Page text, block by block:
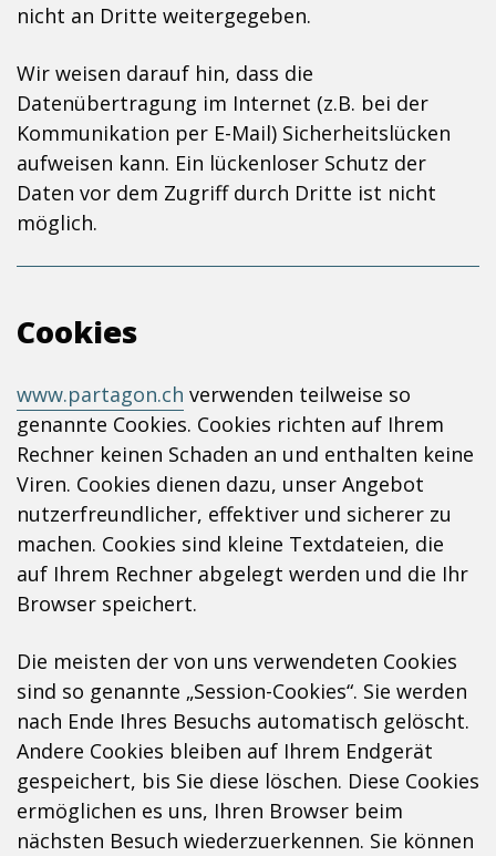
nicht an Dritte weitergegeben.
Wir weisen darauf hin, dass die
Datenübertragung im Internet (z.B. bei der
Kommunikation per E-Mail) Sicherheitslücken
aufweisen kann. Ein lückenloser Schutz der
Daten vor dem Zugriff durch Dritte ist nicht
möglich.
Cookies
www.partagon.ch verwenden teilweise so
genannte Cookies. Cookies richten auf Ihrem
Rechner keinen Schaden an und enthalten keine
Viren. Cookies dienen dazu, unser Angebot
nutzerfreundlicher, effektiver und sicherer zu
machen. Cookies sind kleine Textdateien, die
auf Ihrem Rechner abgelegt werden und die Ihr
Browser speichert.
Die meisten der von uns verwendeten Cookies
sind so genannte „Session-Cookies“. Sie werden
nach Ende Ihres Besuchs automatisch gelöscht.
Andere Cookies bleiben auf Ihrem Endgerät
gespeichert, bis Sie diese löschen. Diese Cookies
ermöglichen es uns, Ihren Browser beim
nächsten Besuch wiederzuerkennen. Sie können